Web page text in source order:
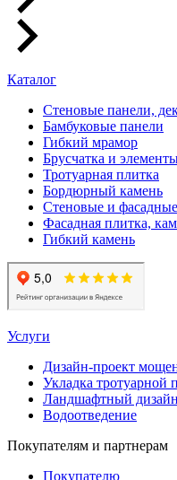
Каталог
Стеновые панели,
Бамбуковые панели
Гибкий мрамор
Брусчатка и
Тротуарная плитка
Бордюрный камень
Стеновые и
Фасадная плитка,
Гибкий камень
Услуги
Дизайн-проект
Укладка тротуарной
Ландшафтный дизайн
Водоотведение
Покупателям и партнерам
Покупателю